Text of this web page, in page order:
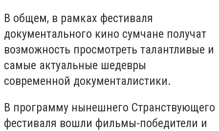
В общем, в рамках фестиваля
документального кино сумчане получат
возможность просмотреть талантливые и
самые актуальные шедевры
современной документалистики.
В программу нынешнего Странствующего
фестиваля вошли фильмы-победители и